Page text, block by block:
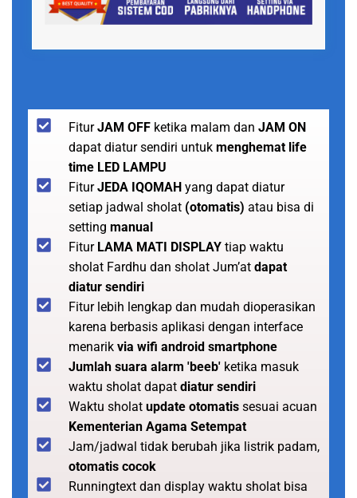
FiturJAM OFF ketika malam dan JAM ON
dapat diatur sendiri untuk menghemat life
time LED LAMPU
FiturJEDA IQOMAH yang dapat diatur
setiap jadwal sholat (otomatis) atau bisa di
setting manual
Fitur LAMA MATI DISPLAY tiap waktu
sholat Fardhu dan sholat Jum’at dapat
diatur sendiri
Fitur lebih lengkap dan mudah dioperasikan
karena berbasis aplikasi dengan interface
menarik via wifi android smartphone
Jumlah suara alarm 'beeb' ketika masuk
waktu sholat dapat diatur sendiri
Waktu sholat update otomatis sesuai acuan
Kementerian Agama Setempat
Jam/jadwal tidak berubah jika listrik padam,
otomatis cocok
Runningtext dan display waktu sholat bisa